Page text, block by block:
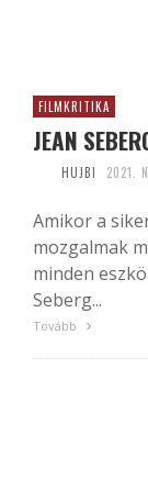
FILMKRITIKA
JEAN
HUJBI 2021.
Amikor a
mozgalmak
minden
Seberg...
Tovább